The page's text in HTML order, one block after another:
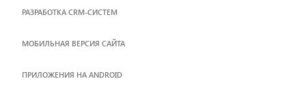
РАЗРАБОТКА CRM-СИСТЕМ
МОБИЛЬНАЯ ВЕРСИЯ САЙТА
ПРИЛОЖЕНИЯ НА ANDROID